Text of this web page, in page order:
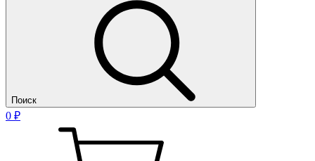
Поиск
0 ₽